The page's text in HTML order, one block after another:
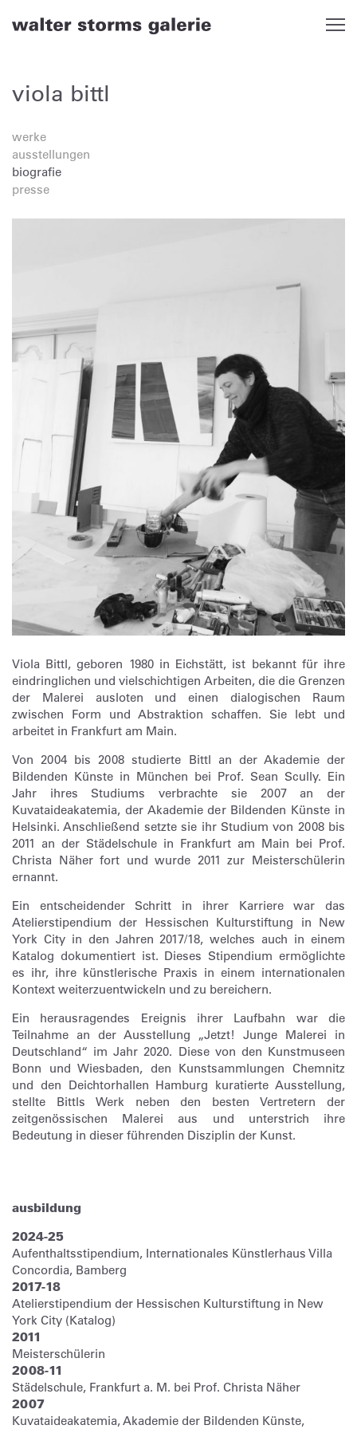
viola bittl
werke
ausstellungen
biografie
presse
Viola Bittl, geboren 1980 in Eichstätt, ist bekannt für ihre
eindringlichen und vielschichtigen Arbeiten, die die Grenzen
der Malerei ausloten und einen dialogischen Raum
zwischen Form und Abstraktion schaffen. Sie lebt und
arbeitet in Frankfurt am Main.
Von 2004 bis 2008 studierte Bittl an der Akademie der
Bildenden Künste in München bei Prof. Sean Scully. Ein
Jahr ihres Studiums verbrachte sie 2007 an der
Kuvataideakatemia, der Akademie der Bildenden Künste in
Helsinki. Anschließend setzte sie ihr Studium von 2008 bis
2011 an der Städelschule in Frankfurt am Main bei Prof.
Christa Näher fort und wurde 2011 zur Meisterschülerin
ernannt.
Ein entscheidender Schritt in ihrer Karriere war das
Atelierstipendium der Hessischen Kulturstiftung in New
York City in den Jahren 2017/18, welches auch in einem
Katalog dokumentiert ist. Dieses Stipendium ermöglichte
es ihr, ihre künstlerische Praxis in einem internationalen
Kontext weiterzuentwickeln und zu bereichern.
Ein herausragendes Ereignis ihrer Laufbahn war die
Teilnahme an der Ausstellung „Jetzt! Junge Malerei in
Deutschland“ im Jahr 2020. Diese von den Kunstmuseen
Bonn und Wiesbaden, den Kunstsammlungen Chemnitz
und den Deichtorhallen Hamburg kuratierte Ausstellung,
stellte Bittls Werk neben den besten Vertretern der
zeitgenössischen Malerei aus und unterstrich ihre
Bedeutung in dieser führenden Disziplin der Kunst.
ausbildung
2024-25
Aufenthaltsstipendium, Internationales Künstlerhaus Villa
Concordia, Bamberg
2017-18
Atelierstipendium der Hessischen Kulturstiftung in New
York City (Katalog)
2011
Meisterschülerin
2008-11
Städelschule, Frankfurt a. M. bei Prof. Christa Näher
2007
Kuvataideakatemia, Akademie der Bildenden Künste,